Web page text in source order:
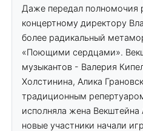
Даже передал полномочия
концертному директору
более радикальный
«Поющими сердцами».
музыкантов - Валерия
Холстинина, Алика
традиционным
исполняла жена
новые участники начали